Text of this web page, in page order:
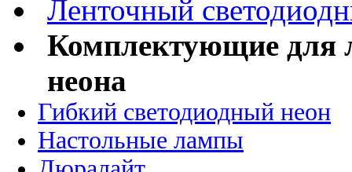
Ленточный
Комплектующие для
неона
Гибкий светодиодный неон
Настольные лампы